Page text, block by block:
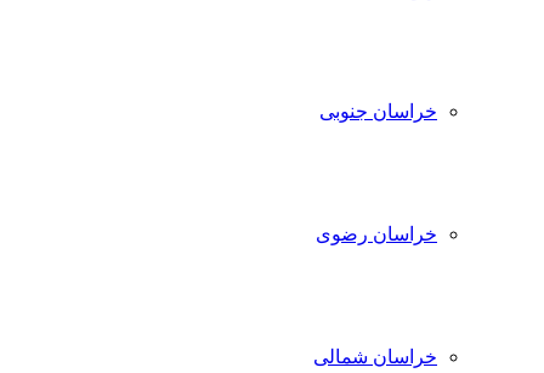
خراسان جنوبی
خراسان رضوی
خراسان شمالی